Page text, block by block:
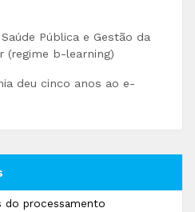
Pública e Gestão da
(regime b-learning)
deu cinco anos ao e-
do processamento